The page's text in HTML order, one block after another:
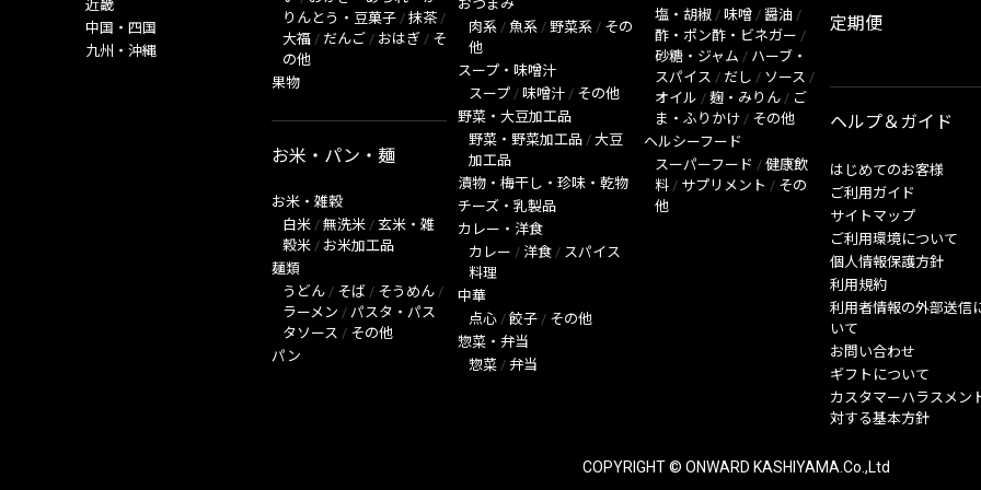
近畿
中国・四国
九州・沖縄
りんとう・豆菓子 / 抹茶 /
大福 / だんご / おはぎ / そ
の他
果物
お米・パン・麺
お米・雑穀
白米 / 無洗米 / 玄米・雑
穀米 / お米加工品
麺類
うどん / そば / そうめん /
ラーメン / パスタ・パス
タソース / その他
パン
おつまみ
肉系 / 魚系 / 野菜系 / その
他
スープ・味噌汁
スープ / 味噌汁 / その他
野菜・大豆加工品
野菜・野菜加工品 / 大豆
加工品
漬物・梅干し・珍味・乾物
チーズ・乳製品
カレー・洋食
カレー / 洋食 / スパイス
料理
中華
点心 / 餃子 / その他
惣菜・弁当
惣菜 / 弁当
塩・胡椒 / 味噌 / 醤油 /
酢・ポン酢・ビネガー /
砂糖・ジャム / ハーブ・
スパイス / だし / ソース /
オイル / 麹・みりん / ご
ま・ふりかけ / その他
ヘルシーフード
スーパーフード / 健康飲
料 / サプリメント / その
他
定期便
ヘルプ＆ガイド
はじめてのお客様
ご利用ガイド
サイトマップ
ご利用環境について
個人情報保護方針
利用規約
利用者情報の外部送信
いて
お問い合わせ
ギフトについて
カスタマーハラスメン
対する基本方針
COPYRIGHT © ONWARD KASHIYAMA.Co.,Ltd